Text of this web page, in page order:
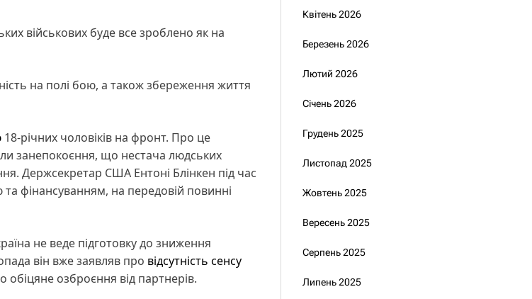
військових буде все зроблено як на
на полі бою, а також збереження життя
18-річних чоловіків на фронт. Про це
занепокоєння, що нестача людських
Держсекретар США Ентоні Блінкен під час
фінансуванням, на передовій повинні
не веде підготовку до зниження
він вже заявляв про відсутність сенсу
обіцяне озброєння від партнерів.
Квітень 2026
Березень 2026
Лютий 2026
Січень 2026
Грудень 2025
Листопад 2025
Жовтень 2025
Вересень 2025
Серпень 2025
Липень 2025